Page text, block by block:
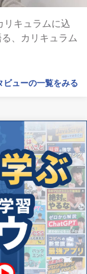
リキュラムに込
、カリキュラム
ビューの一覧をみる